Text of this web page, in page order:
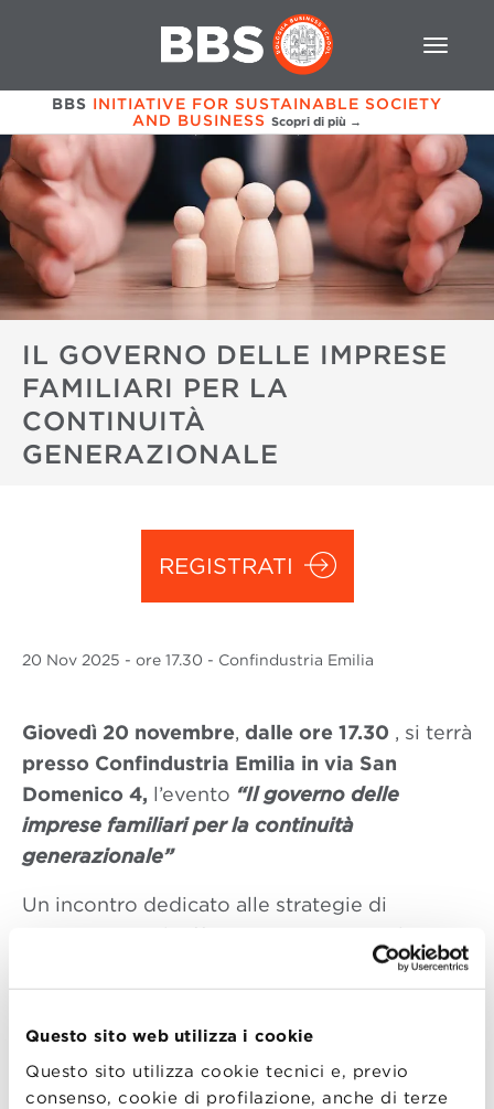
Questo sito web utilizza i cookie
Questo sito utilizza cookie tecnici e, previo
consenso, cookie di profilazione, anche di terze
BBS INITIATIVE FOR SUSTAINABLE SOCIETY
AND BUSINESS Scopri di più →
IL GOVERNO DELLE IMPRESE
FAMILIARI PER LA
CONTINUITÀ
GENERAZIONALE
REGISTRATI
20 Nov 2025 - ore 17.30 - Confindustria Emilia
Giovedì 20 novembre, dalle ore 17.30 , si terrà
presso Confindustria Emilia in via San
Domenico 4, l’evento “Il governo delle
imprese familiari per la continuità
generazionale”
Un incontro dedicato alle strategie di
governance più efficaci per assicurare la
continuità generazionale nelle imprese
familiari e guidarne la crescita nel lungo
periodo.
Interverranno: